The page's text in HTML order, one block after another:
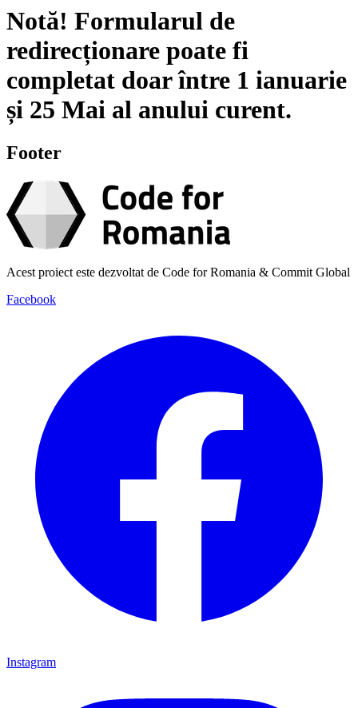
Notă! Formularul de
redirecționare poate fi
completat doar între 1 ianuarie
și 25 Mai al anului curent.
Footer
Acest proiect este dezvoltat de Code for Romania & Commit Global
Facebook
Instagram